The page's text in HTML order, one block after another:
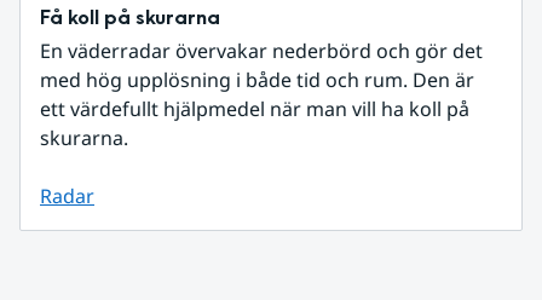
Få koll på skurarna
En väderradar övervakar nederbörd och gör det
med hög upplösning i både tid och rum. Den är
ett värdefullt hjälpmedel när man vill ha koll på
skurarna.
Radar